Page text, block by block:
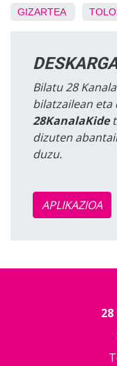
GIZARTEA
Bilatu 28
bilatzailean eta
28KanalaKide
dizuten
duzu.
APLIKAZIOA